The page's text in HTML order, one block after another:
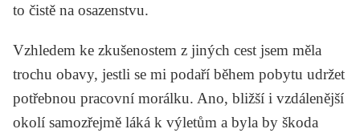
to čistě na osazenstvu.
Vzhledem ke zkušenostem z jiných cest jsem měla
trochu obavy, jestli se mi podaří během pobytu udržet
potřebnou pracovní morálku. Ano, bližší i vzdálenější
okolí samozřejmě láká k výletům a byla by škoda